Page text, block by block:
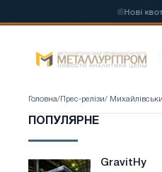
Нові квоти
Головна/ Прес-релізи/
ПОПУЛЯРНЕ
GravitHy
GravitHy